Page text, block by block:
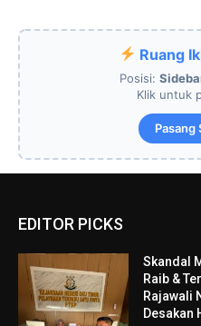
Ruang
Posisi:
Klik untuk
Pasang
EDITOR PICKS
Skandal
Raib &
Rajawali
Desakan